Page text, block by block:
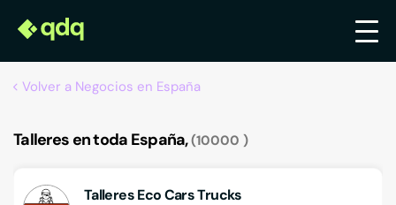
Volver a Negocios en España
Talleres en toda España, 10000
Talleres Eco Cars Trucks